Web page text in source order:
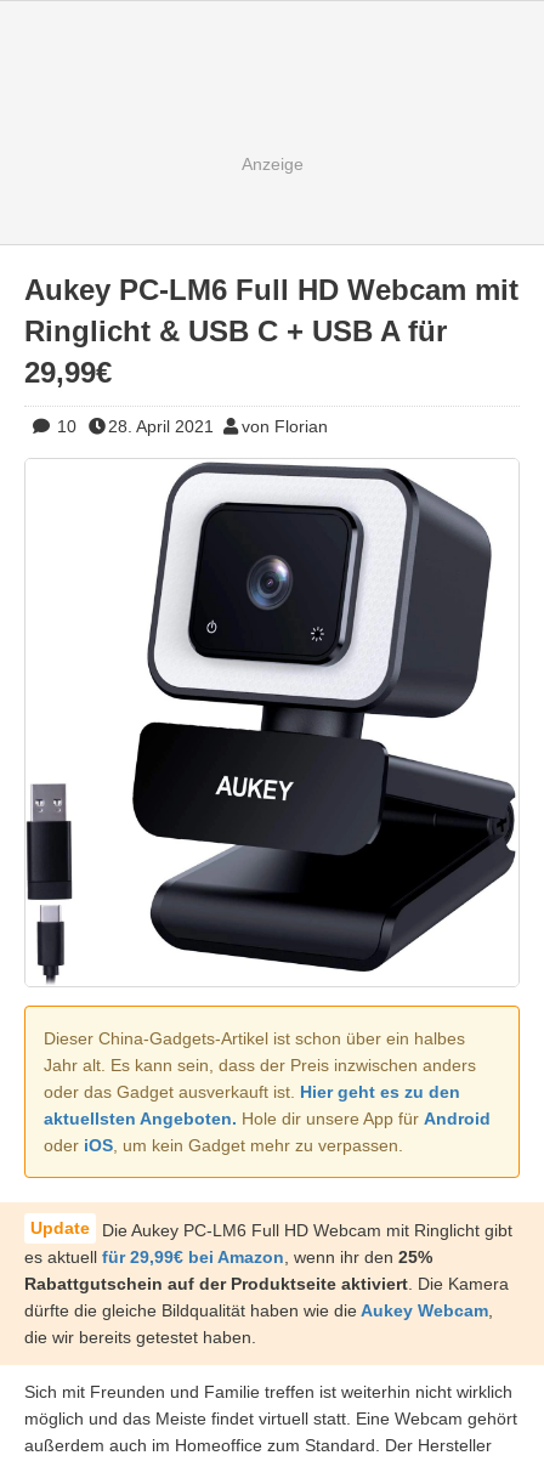
Aukey PC-LM6 Full HD Webcam mit
Ringlicht & USB C + USB A für
29,99€
10 28. April 2021 von Florian
Dieser China-Gadgets-Artikel ist schon über ein halbes
Jahr alt. Es kann sein, dass der Preis inzwischen anders
oder das Gadget ausverkauft ist. Hier geht es zu den
aktuellsten Angeboten. Hole dir unsere App für Android
oder iOS, um kein Gadget mehr zu verpassen.
Die Aukey PC-LM6 Full HD Webcam mit Ringlicht gibt
es aktuell für 29,99€ bei Amazon, wenn ihr den 25%
Rabattgutschein auf der Produktseite aktiviert. Die Kamera
dürfte die gleiche Bildqualität haben wie dieAukey Webcam,
die wir bereits getestet haben.
Sich mit Freunden und Familie treffen ist weiterhin nicht wirklich
möglich und das Meiste findet virtuell statt. Eine Webcam gehört
außerdem auch im Homeoffice zum Standard. Der Hersteller